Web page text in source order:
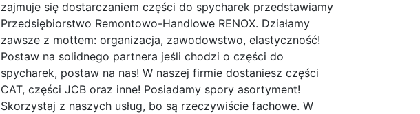
zajmuje się dostarczaniem części do spycharek przedstawiamy
Przedsiębiorstwo Remontowo-Handlowe RENOX. Działamy
zawsze z mottem: organizacja, zawodowstwo, elastyczność!
Postaw na solidnego partnera jeśli chodzi o części do
spycharek, postaw na nas! W naszej firmie dostaniesz części
CAT, części JCB oraz inne! Posiadamy spory asortyment!
Skorzystaj z naszych usług, bo są rzeczywiście fachowe. W